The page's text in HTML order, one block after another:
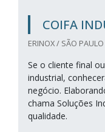
COIFA
ERINOX / SÃO
Se o cliente final
industrial,
negócio.
chama Soluções
qualidade.